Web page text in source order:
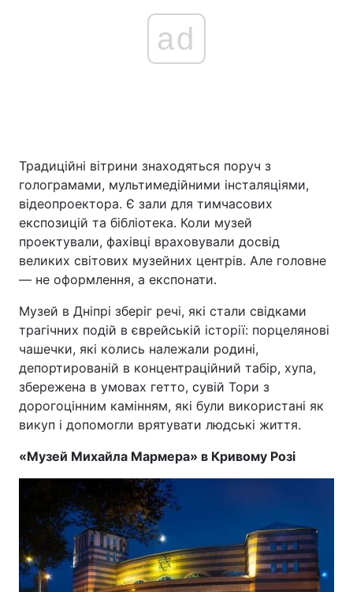
ad
Традиційні вітрини знаходяться поруч з
голограмами, мультимедійними інсталяціями,
відеопроектора. Є зали для тимчасових
експозицій та бібліотека. Коли музей
проектували, фахівці враховували досвід
великих світових музейних центрів. Але головне
— не оформлення, а експонати.
Музей в Дніпрі зберіг речі, які стали свідками
трагічних подій в єврейській історії: порцелянові
чашечки, які колись належали родині,
депортированій в концентраційний табір, хупа,
збережена в умовах гетто, сувій Тори з
дорогоцінним камінням, які були використані як
викуп і допомогли врятувати людські життя.
«Музей Михайла Мармера» в Кривому Розі